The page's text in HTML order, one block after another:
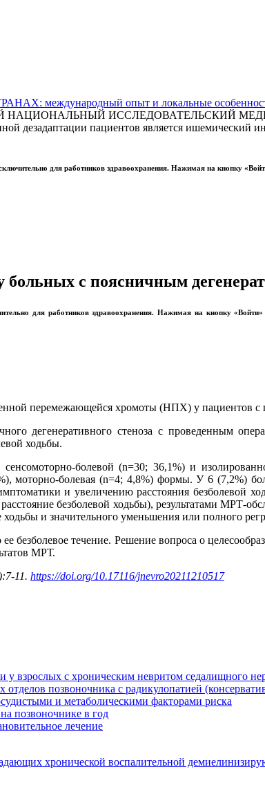
международный опыт и локальные
НАЦИОНАЛЬНЫЙ ИССЛЕДОВАТЕЛЬСКИЙ
дезадаптации пациентов является ишемический
для работников здравоохранения. Нажимая на кнопку
с поясничным
для работников здравоохранения. Нажимая на кнопку
перемежающейся хромоты (НПХ) у пациентов с
дегенеративного стеноза с проведенным
ходьбы.
сенсомоторно-болевой (n=30; 36,1%) и
моторно-болевая (n=4; 4,8%) формы. У 6 (7,2%)
и увеличению расстояния
безболевой ходьбы), результатами
и значительного уменьшения или полного
течение. Решение вопроса о
МРТ.
11. https://doi.org/10.17116/jnevro20211210517
у взрослых с хроническим невритом седалищного
позвоночника с радикулопатией
и метаболическими факторами риска
позвоночнике в год
лечение
хронической воспалительной